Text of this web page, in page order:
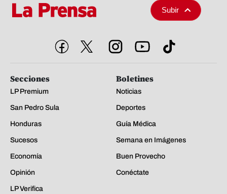
Subir
Secciones
LP Premium
San Pedro Sula
Honduras
Sucesos
Economía
Opinión
LP Verifica
Boletines
Noticias
Deportes
Guía Médica
Semana en Imágenes
Buen Provecho
Conéctate